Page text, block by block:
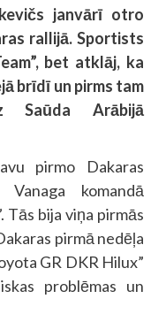
janvārī otro
rallijā. Sportists
bet atklāj, ka
brīdī un pirms tam
Saūda Arābijā
pirmo Dakaras
komandā
Tās bija viņa pirmās
pirmā nedēļa
GR DKR Hilux”
problēmas un